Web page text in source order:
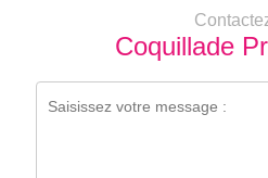
Coquillade